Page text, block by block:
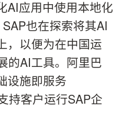
AI应用中使用本地化
也在探索将其AI
，以便为在中国运
的AI工具。阿里巴
设施即服务
持客户运行SAP企